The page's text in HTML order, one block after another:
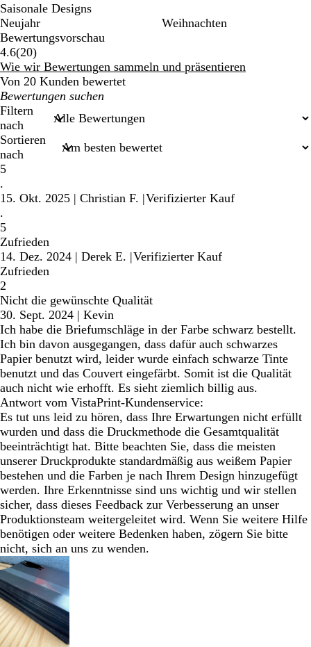
Saisonale Designs
Neujahr
Weihnachten
Bewertungsvorschau
4.6(2020
Bewertungen
)
Wie wir Bewertungen sammeln und präsentieren
Von 20 Kunden bewertet
Meine
Sucheingaben
Filtern
nach
Sortieren
nach
5
.
15. Okt. 2025 | Christian F. |Verifizierter Kauf
.
5
Zufrieden
14. Dez. 2024 | Derek E. |Verifizierter Kauf
Zufrieden
2
Nicht die gewünschte Qualität
30. Sept. 2024 | Kevin
Ich habe die Briefumschläge in der Farbe schwarz bestellt.
Ich bin davon ausgegangen, dass dafür auch schwarzes
Papier benutzt wird, leider wurde einfach schwarze Tinte
benutzt und das Couvert eingefärbt. Somit ist die Qualität
auch nicht wie erhofft. Es sieht ziemlich billig aus.
Antwort vom VistaPrint-Kundenservice:
Es tut uns leid zu hören, dass Ihre Erwartungen nicht erfüllt
wurden und dass die Druckmethode die Gesamtqualität
beeinträchtigt hat. Bitte beachten Sie, dass die meisten
unserer Druckprodukte standardmäßig aus weißem Papier
bestehen und die Farben je nach Ihrem Design hinzugefügt
werden. Ihre Erkenntnisse sind uns wichtig und wir stellen
sicher, dass dieses Feedback zur Verbesserung an unser
Produktionsteam weitergeleitet wird. Wenn Sie weitere Hilfe
benötigen oder weitere Bedenken haben, zögern Sie bitte
nicht, sich an uns zu wenden.